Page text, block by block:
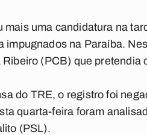
uma candidatura na
impugnados na Paraíba.
(PCB) que
do TRE, o registro foi
quarta-feira foram
(PSL).